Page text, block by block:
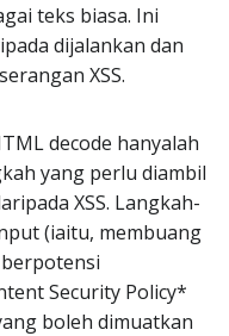
teks biasa. Ini
dijalankan dan
XSS.
decode hanyalah
yang perlu diambil
XSS. Langkah-
(iaitu, membuang
Security Policy*
boleh dimuatkan